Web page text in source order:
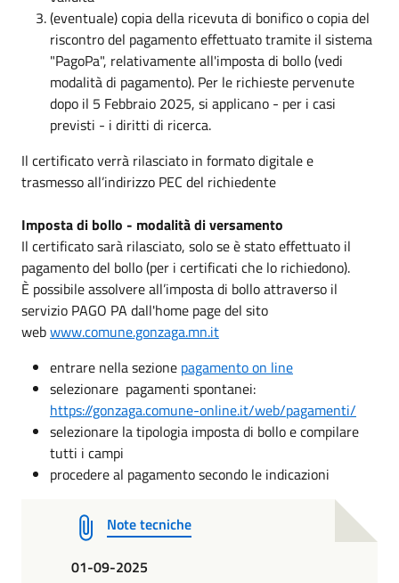
(eventuale) copia della ricevuta di bonifico o copia del
riscontro del pagamento effettuato tramite il sistema
"PagoPa", relativamente all'imposta di bollo (vedi
modalità di pagamento). Per le richieste pervenute
dopo il 5 Febbraio 2025, si applicano - per i casi
previsti - i diritti di ricerca.
Il certificato verrà rilasciato in formato digitale e
trasmesso all’indirizzo PEC del richiedente
Imposta di bollo - modalità di versamento
Il certificato sarà rilasciato, solo se è stato effettuato il
pagamento del bollo (per i certificati che lo richiedono).
È possibile assolvere all’imposta di bollo attraverso il
servizio PAGO PA dall'home page del sito
webwww.comune.gonzaga.mn.it
entrare nella sezione pagamento on line
selezionare pagamenti spontanei:
https://gonzaga.comune-online.it/web/pagamenti/
selezionare la tipologia imposta di bollo e compilare
tutti i campi
procedere al pagamento secondo le indicazioni
Note tecniche
01-09-2025